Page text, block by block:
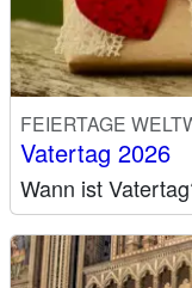
FEIERTAGE
Vatertag 2026
Wann ist